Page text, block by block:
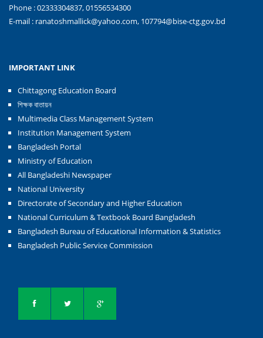
Phone : 02333304837, 01556534300
E-mail : ranatoshmallick@yahoo.com, 107794@bise-ctg.gov.bd
IMPORTANT LINK
Chittagong Education Board
শিক্ষক বাতায়ন
Multimedia Class Management System
Institution Management System
Bangladesh Portal
Ministry of Education
All Bangladeshi Newspaper
National University
Directorate of Secondary and Higher Education
National Curriculum & Textbook Board Bangladesh
Bangladesh Bureau of Educational Information & Statistics
Bangladesh Public Service Commission